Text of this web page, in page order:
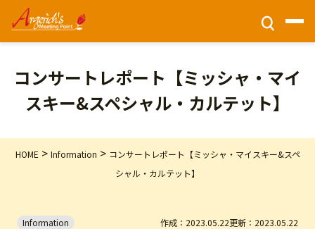
ホーム
財団活動
コンサートレポート【ミッシャ・マイ
スキー&スペシャル・カルテット】
HOME > Information > コンサートレポート【ミッシャ・マイスキー&スペ
シャル・カルテット】
Information 作成：2023.05.22更新：2023.05.22